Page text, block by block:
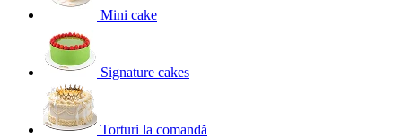
Mini cake
Signature cakes
Torturi la comandă